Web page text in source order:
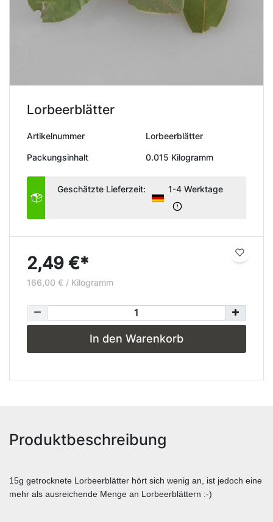
Lorbeerblätter
Artikelnummer Lorbeerblätter
Packungsinhalt 0.015 Kilogramm
Geschätzte Lieferzeit: 1-4 Werktage
2,49 €*
166,00 € / Kilogramm
In den Warenkorb
Produktbeschreibung
15g getrocknete Lorbeerblätter hört sich wenig an, ist jedoch eine
mehr als ausreichende Menge an Lorbeerblättern :-)